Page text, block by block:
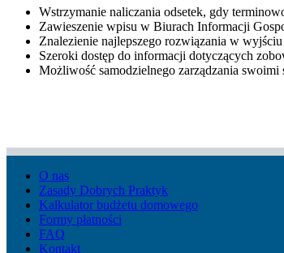
Wstrzymanie naliczania odsetek, gdy
Zawieszenie wpisu w Biurach Informacji
Znalezienie najlepszego rozwiązania w
Szeroki dostęp do informacji dotyczących
Możliwość samodzielnego zarządzania swoimi
O nas
Zasady Dobrych Praktyk
Kalkulator budżetu domowego
Formy płatności
FAQ
Kontakt